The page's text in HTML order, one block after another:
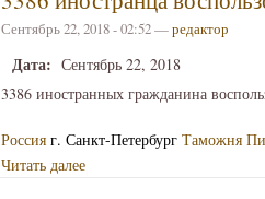
Сентябрь 22, 2018 - 02:52 —редактор
Дата: Сентябрь 22, 2018
3386 иностранных гражданина
Россия г. Санкт-Петербург Таможня
Читать далее